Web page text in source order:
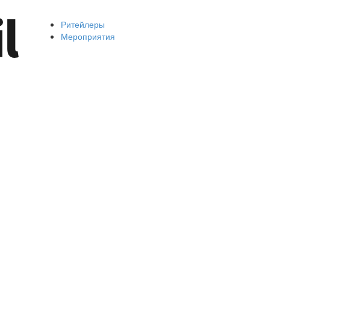
Ритейлеры
Мероприятия